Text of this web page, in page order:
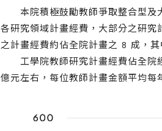
本院積極鼓勵教師爭取整合型及
各研究領域計畫經費，大部分之研
之計畫經費約佔全院計畫之 8 成，
工學院教師研究計畫經費佔全院
億元左右，每位教師計畫金額平均每